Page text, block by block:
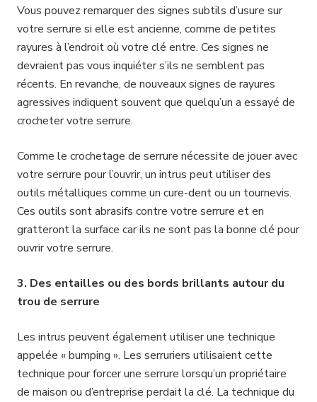
Vous pouvez remarquer des signes subtils d’usure sur
votre serrure si elle est ancienne, comme de petites
rayures à l’endroit où votre clé entre. Ces signes ne
devraient pas vous inquiéter s’ils ne semblent pas
récents. En revanche, de nouveaux signes de rayures
agressives indiquent souvent que quelqu’un a essayé de
crocheter votre serrure.
Comme le crochetage de serrure nécessite de jouer avec
votre serrure pour l’ouvrir, un intrus peut utiliser des
outils métalliques comme un cure-dent ou un tournevis.
Ces outils sont abrasifs contre votre serrure et en
gratteront la surface car ils ne sont pas la bonne clé pour
ouvrir votre serrure.
3. Des entailles ou des bords brillants autour du
trou de serrure
Les intrus peuvent également utiliser une technique
appelée « bumping ». Les serruriers utilisaient cette
technique pour forcer une serrure lorsqu’un propriétaire
de maison ou d’entreprise perdait la clé. La technique du